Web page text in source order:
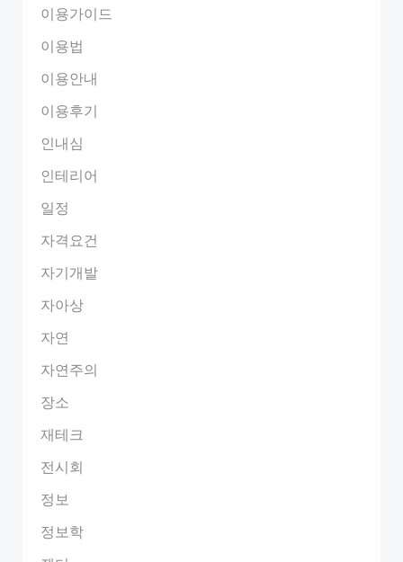
이용가이드
이용법
이용안내
이용후기
인내심
인테리어
일정
자격요건
자기개발
자아상
자연
자연주의
장소
재테크
전시회
정보
정보학